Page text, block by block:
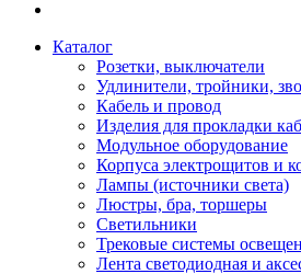
Каталог
Розетки, выключатели
Удлинители, тройники,
Кабель и провод
Изделия для прокладки
Модульное оборудование
Корпуса электрощитов и
Лампы (источники света)
Люстры, бра, торшеры
Светильники
Трековые системы
Лента светодиодная и